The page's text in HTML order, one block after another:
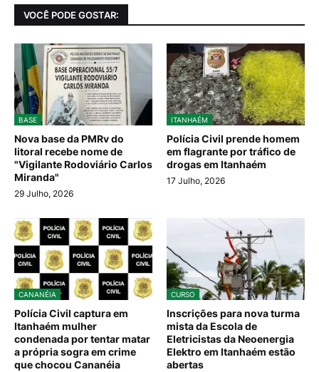
VOCÊ PODE GOSTAR:
BASE
Nova base da PMRv do
litoral recebe nome de
"Vigilante Rodoviário Carlos
Miranda"
29 Julho, 2026
ITANHAÉM
Polícia Civil prende homem
em flagrante por tráfico de
drogas em Itanhaém
17 Julho, 2026
CANANÉIA
Polícia Civil captura em
Itanhaém mulher
condenada por tentar matar
a própria sogra em crime
que chocou Cananéia
CURSO
Inscrições para nova turma
mista da Escola de
Eletricistas da Neoenergia
Elektro em Itanhaém estão
abertas